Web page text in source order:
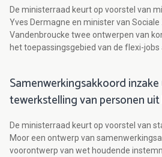
De ministerraad keurt op voorstel van
Yves Dermagne en minister van Sociale
Vandenbroucke twee ontwerpen van
het toepassingsgebied van de flexi-jobs
Samenwerkingsakkoord
tewerkstelling van personen
De ministerraad keurt op voorstel van
Moor een ontwerp van
voorontwerp van wet houdende